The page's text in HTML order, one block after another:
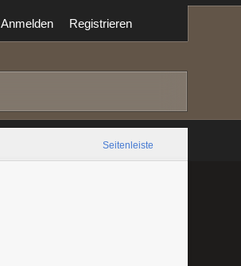
Anmelden Registrieren
Seitenleiste